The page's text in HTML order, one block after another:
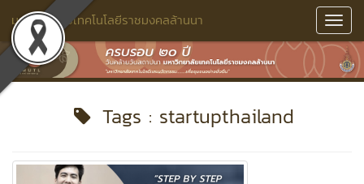
มหาวิทยาลัยเทคโนโลยีราชมงคลล้านนา
Tags : startupthailand